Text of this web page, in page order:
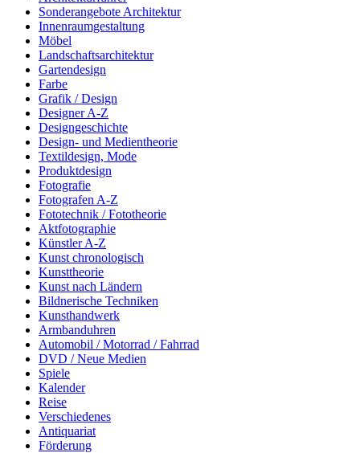
Sonderangebote Architektur
Innenraumgestaltung
Möbel
Landschaftsarchitektur
Gartendesign
Farbe
Grafik / Design
Designer A-Z
Designgeschichte
Design- und Medientheorie
Textildesign, Mode
Produktdesign
Fotografie
Fotografen A-Z
Fototechnik / Fototheorie
Aktfotographie
Künstler A-Z
Kunst chronologisch
Kunsttheorie
Kunst nach Ländern
Bildnerische Techniken
Kunsthandwerk
Armbanduhren
Automobil / Motorrad / Fahrrad
DVD / Neue Medien
Spiele
Kalender
Reise
Verschiedenes
Antiquariat
Förderung